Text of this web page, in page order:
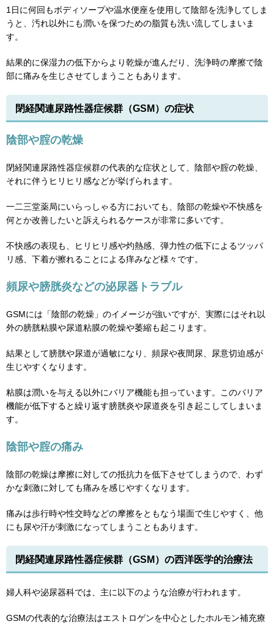
1日に何回もボディソープや温水便座を使用して陰部を洗浄してしま
うと、汚れ以外にも潤いを保つための脂質も洗い流してしまいま
す。
結果的に保湿力の低下からより乾燥が進んだり、洗浄時の摩擦で陰
部に痛みを生じさせてしまうこともあります。
閉経関連尿路性器症候群（GSM）の症状
陰部や腟の乾燥
閉経関連尿路性器症候群の代表的な症状として、陰部や腟の乾燥、
それに伴うヒリヒリ感などが挙げられます。
一二三堂薬局にいらっしゃる方においても、陰部の乾燥や不快感を
何とか改善したいと訴えられるケースが非常に多いです。
不快感の表現も、ヒリヒリ感や灼熱感、弾力性の低下によるツッパ
リ感、下着が擦れることによる痒みなど様々です。
頻尿や膀胱炎などの泌尿器トラブル
GSMには「陰部の乾燥」のイメージが強いですが、実際にはそれ以
外の膀胱粘膜や尿道粘膜の乾燥や萎縮も起こります。
結果として膀胱や尿道が過敏になり、頻尿や夜間尿、尿意切迫感が
生じやすくなります。
粘膜は潤いを与える以外にバリア機能も担っています。このバリア
機能が低下すると繰り返す膀胱炎や尿道炎を引き起こしてしまいま
す。
陰部や腟の痛み
陰部の乾燥は摩擦に対しての抵抗力を低下させてしまうので、わず
かな刺激に対しても痛みを感じやすくなります。
痛みは歩行時や性交時などの摩擦をともなう場面で生じやすく、他
にも尿や汗が刺激になってしまうこともあります。
閉経関連尿路性器症候群（GSM）の西洋医学的治療法
婦人科や泌尿器科では、主に以下のような治療が行われます。
GSMの代表的な治療法はエストロゲンを中心としたホルモン補充療